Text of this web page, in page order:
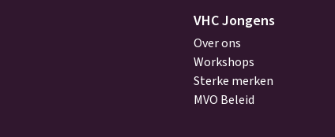
VHC Jongens
Over ons
Workshops
Sterke merken
MVO Beleid